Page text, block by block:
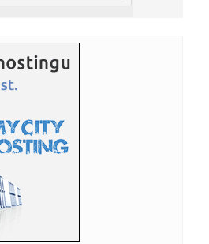
dogovor o transportu nafte za 2026.
3 za pronalaženje partnera
vakuum na bazenu u Srbiji
"Trasa": Uhapšen trojac, pronađeno